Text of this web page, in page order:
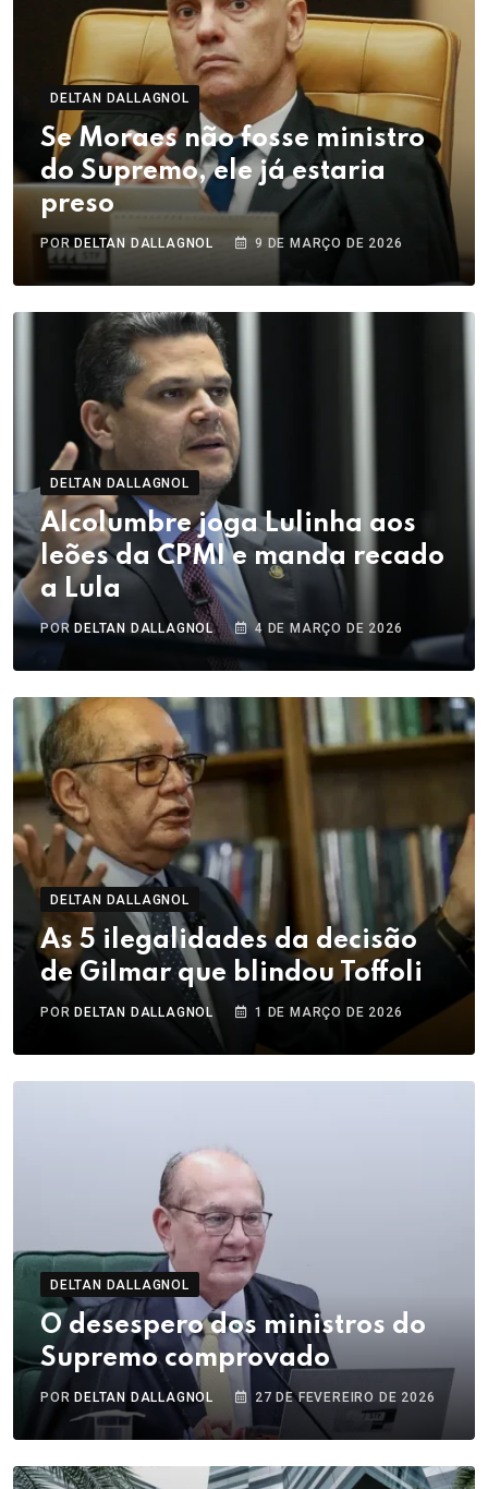
DELTAN DALLAGNOL
Se Moraes não fosse ministro
do Supremo, ele já estaria
preso
PORDELTAN DALLAGNOL 9 DE MARÇO DE 2026
DELTAN DALLAGNOL
Alcolumbre joga Lulinha aos
leões da CPMI e manda recado
a Lula
PORDELTAN DALLAGNOL 4 DE MARÇO DE 2026
DELTAN DALLAGNOL
As 5 ilegalidades da decisão
de Gilmar que blindou Toffoli
POR DELTAN DALLAGNOL 1 DE MARÇO DE 2026
DELTAN DALLAGNOL
O desespero dos ministros do
Supremo comprovado
PORDELTAN DALLAGNOL 27 DE FEVEREIRO DE 2026